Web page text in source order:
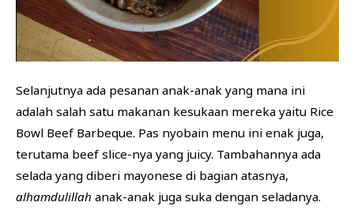
Selanjutnya ada pesanan anak-anak yang mana ini
adalah salah satu makanan kesukaan mereka yaitu Rice
Bowl Beef Barbeque. Pas nyobain menu ini enak juga,
terutama beef slice-nya yang juicy. Tambahannya ada
selada yang diberi mayonese di bagian atasnya,
alhamdulillah anak-anak juga suka dengan seladanya.